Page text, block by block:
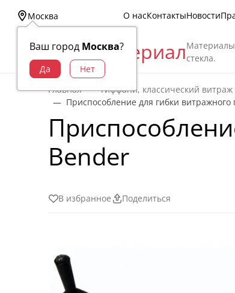
Москва
Ваш город Москва?
О насКонтактыНовости
Витраж Материалстекла.
Главная Тиффани, классический
Приспособление для гибки
Bender
В избранное Поделиться